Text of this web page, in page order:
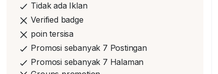
Tidak ada Iklan
Verified badge
poin tersisa
Promosi sebanyak 7 Postingan
Promosi sebanyak 7 Halaman